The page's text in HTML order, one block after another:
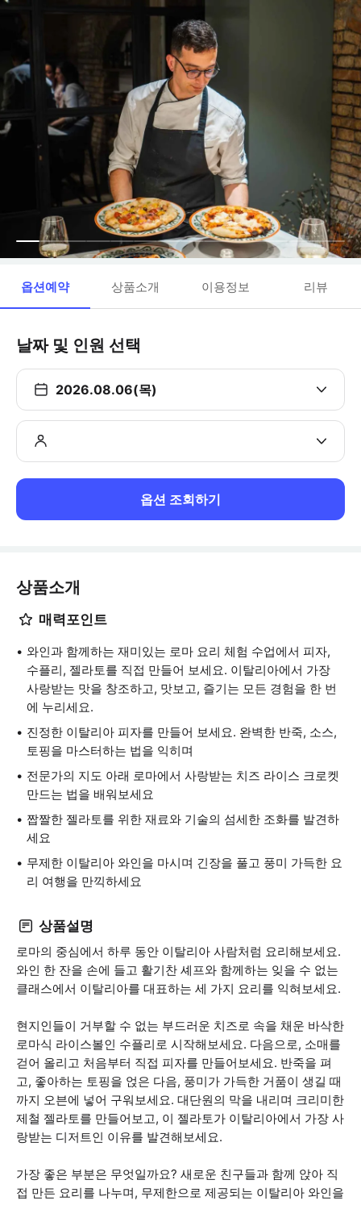
옵션예약 상품소개 이용정보 리뷰
날짜 및 인원 선택
2026.08.06(목)
옵션 조회하기
상품소개
매력포인트
와인과 함께하는 재미있는 로마 요리 체험 수업에서 피자,
수플리, 젤라토를 직접 만들어 보세요. 이탈리아에서 가장
사랑받는 맛을 창조하고, 맛보고, 즐기는 모든 경험을 한 번
에 누리세요.
진정한 이탈리아 피자를 만들어 보세요. 완벽한 반죽, 소스,
토핑을 마스터하는 법을 익히며
전문가의 지도 아래 로마에서 사랑받는 치즈 라이스 크로켓
만드는 법을 배워보세요
짭짤한 젤라토를 위한 재료와 기술의 섬세한 조화를 발견하
세요
무제한 이탈리아 와인을 마시며 긴장을 풀고 풍미 가득한 요
리 여행을 만끽하세요
상품설명
로마의 중심에서 하루 동안 이탈리아 사람처럼 요리해보세요.
와인 한 잔을 손에 들고 활기찬 셰프와 함께하는 잊을 수 없는
클래스에서 이탈리아를 대표하는 세 가지 요리를 익혀보세요.
현지인들이 거부할 수 없는 부드러운 치즈로 속을 채운 바삭한
로마식 라이스볼인 수플리로 시작해보세요. 다음으로, 소매를
걷어 올리고 처음부터 직접 피자를 만들어보세요. 반죽을 펴
고, 좋아하는 토핑을 얹은 다음, 풍미가 가득한 거품이 생길 때
까지 오븐에 넣어 구워보세요. 대단원의 막을 내리며 크리미한
제철 젤라토를 만들어보고, 이 젤라토가 이탈리아에서 가장 사
랑받는 디저트인 이유를 발견해보세요.
가장 좋은 부분은 무엇일까요? 새로운 친구들과 함께 앉아 직
접 만든 요리를 나누며, 무제한으로 제공되는 이탈리아 와인을